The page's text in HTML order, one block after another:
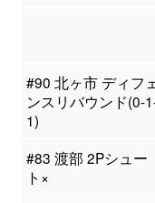
#90 北ヶ市 ディフ
ンスリバウンド(0-
1)
#83 渡部 2Pシュー
ト×